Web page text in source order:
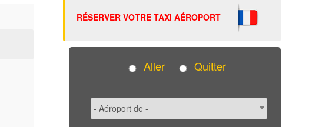
RÉSERVER VOTRE TAXI AÉROPORT
Aller Quitter